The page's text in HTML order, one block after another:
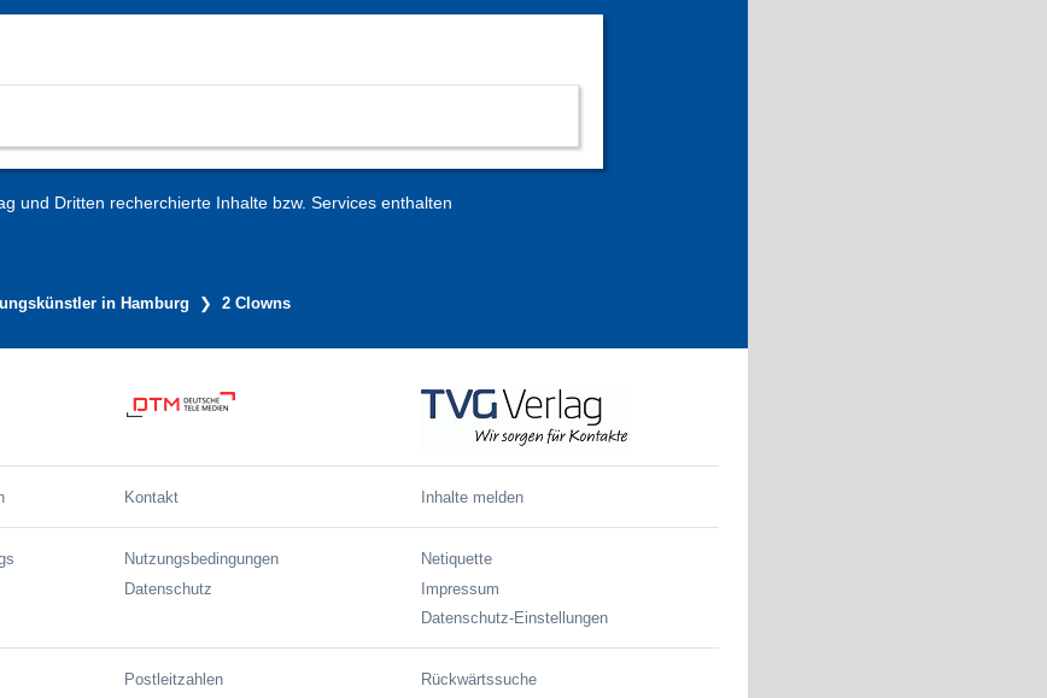
und Dritten recherchierte Inhalte bzw. Services enthalten
in Hamburg 2 Clowns
Kontakt Inhalte melden
Nutzungsbedingungen
Datenschutz
Netiquette
Impressum
Datenschutz-Einstellungen
Postleitzahlen
Rückwärtssuche